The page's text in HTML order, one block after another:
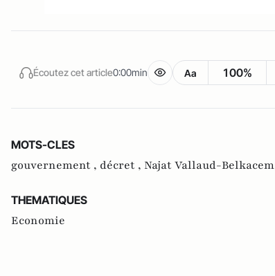
Écoutez cet article0:00min Aa 100%
MOTS-CLES
gouvernement , décret , Najat Vallaud-Belkacem
THEMATIQUES
Economie